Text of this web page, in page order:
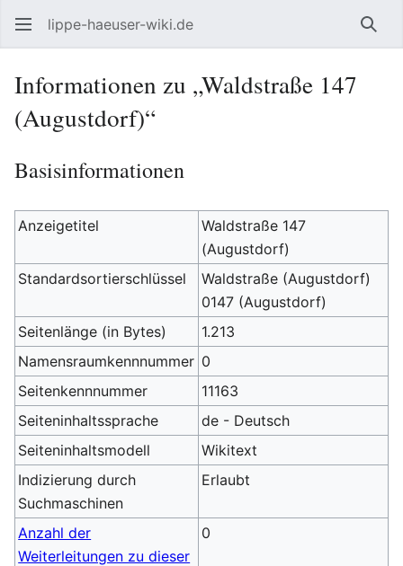
lippe-haeuser-wiki.de
Informationen zu „Waldstraße 147
(Augustdorf)“
Basisinformationen
Anzeigetitel
Waldstraße 147
(Augustdorf)
Standardsortierschlüssel
Waldstraße (Augustdorf)
0147 (Augustdorf)
Seitenlänge (in Bytes)
1.213
Namensraumkennnummer 0
Seitenkennnummer
11163
Seiteninhaltssprache
de - Deutsch
Seiteninhaltsmodell
Wikitext
Indizierung durch
Suchmaschinen
Erlaubt
Anzahl der
Weiterleitungen zu dieser
0